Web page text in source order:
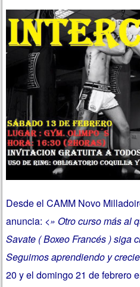
Desde el CAMM Novo
anuncia: <» Otro curso más al
Savate ( Boxeo Francés ) siga
Seguimos aprendiendo y
20 y el domingo 21 de febrero